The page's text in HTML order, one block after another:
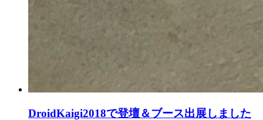
DroidKaigi2018で登壇＆ブース出展しました